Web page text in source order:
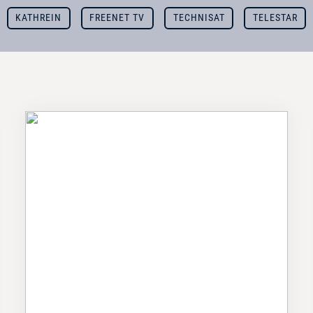
KATHREIN FREENET TV TECHNISAT TELESTAR